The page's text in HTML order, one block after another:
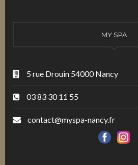
MY SPA
5 rue Drouin 54000 Nancy
03 83 30 11 55
contact@myspa-nancy.fr